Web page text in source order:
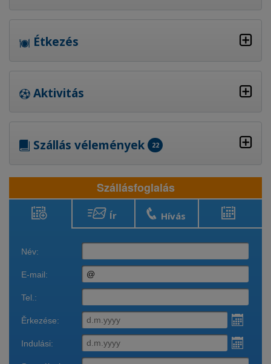
Étkezés
Aktivitás
Szállás vélemények 22
Szállásfoglalás
Ír Hívás
Foglaltság